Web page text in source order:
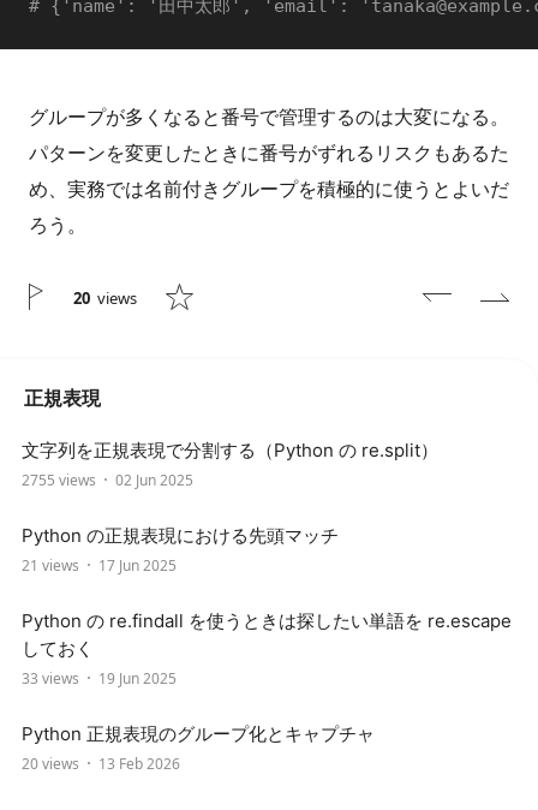
# {'name': '田中太郎', 'email':
グループが多くなると番号で管理するのは大変になる。
パターンを変更したときに番号がずれるリスクもあるた
め、実務では名前付きグループを積極的に使うとよいだ
ろう。
20 views
正規表現
文字列を正規表現で分割する（Python の re.split）
2755 views 02 Jun 2025
Python の正規表現における先頭マッチ
21 views 17 Jun 2025
Python の re.findall を使うときは探したい単語を re.escape
しておく
33 views 19 Jun 2025
Python 正規表現のグループ化とキャプチャ
20 views 13 Feb 2026